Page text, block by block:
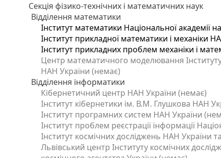
Секція фізико-технічних і математичних наук
Відділення математики
Інститут математики Національної академії
Інститут прикладної математики і механіки
Інститут прикладних проблем механіки і
Центр математичного моделювання
НАН України (немає)
Відділення інформатики
Кібернетичний центр НАН України (немає)
Інститут кібернетики ім. В.М. Глушкова НАН
Інститут програмних систем НАН України
Інститут проблем реєстрації інформації
Інститут космічних досліджень НАН України
Львівський центр Інституту космічних